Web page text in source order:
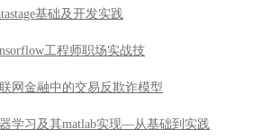
基础及开发实践
工程师职场实战技
联网金融中的交易反欺诈模型
器学习及其matlab实现—从基础到实践